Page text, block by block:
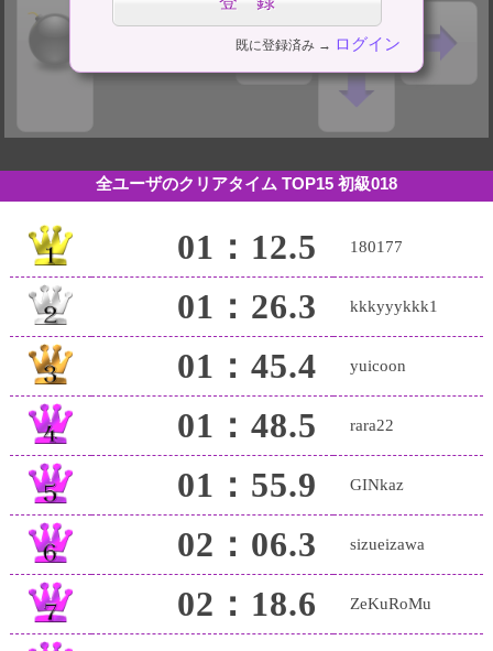
既に登録済み → ログイン
全ユーザのクリアタイム TOP15 初級018
01：12.5 180177
01：26.3 kkkyyykkk1
01：45.4 yuicoon
01：48.5 rara22
01：55.9 GINkaz
02：06.3 sizueizawa
02：18.6 ZeKuRoMu